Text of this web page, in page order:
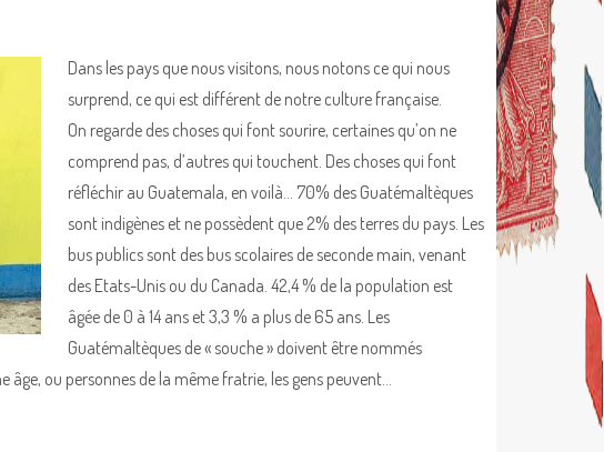
Dans les pays que nous visitons, nous notons ce qui nous
surprend, ce qui est différent de notre culture française.
On regarde des choses qui font sourire, certaines qu’on ne
comprend pas, d’autres qui touchent. Des choses qui font
réfléchir au Guatemala, en voilà… 70% des Guatémaltèques
sont indigènes et ne possèdent que 2% des terres du pays. Les
bus publics sont des bus scolaires de seconde main, venant
des Etats-Unis ou du Canada. 42,4 % de la population est
âgée de 0 à 14 ans et 3,3 % a plus de 65 ans. Les
Guatémaltèques de « souche » doivent être nommés
ou personnes de la même fratrie, les gens peuvent…